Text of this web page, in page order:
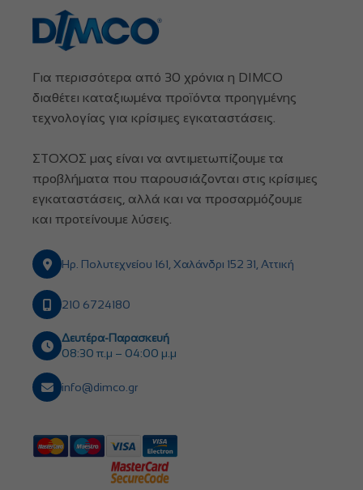
Για περισσότερα από 30 χρόνια η DIMCO
διαθέτει καταξιωμένα προϊόντα προηγμένης
τεχνολογίας για κρίσιμες εγκαταστάσεις.
ΣΤΟΧΟΣ μας είναι να αντιμετωπίζουμε τα
προβλήματα που παρουσιάζονται στις κρίσιμες
εγκαταστάσεις, αλλά και να προσαρμόζουμε
και προτείνουμε λύσεις.
Ηρ. Πολυτεχνείου 161, Χαλάνδρι 152 31, Αττική
210 6724180
Δευτέρα-Παρασκευή
08:30 π.μ – 04:00 μ.μ
info@dimco.gr